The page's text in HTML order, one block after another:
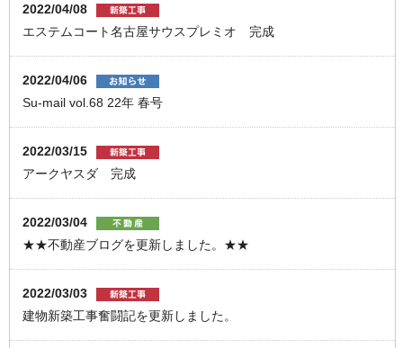
2022/04/08
エステムコート名古屋サウスプレミオ 完成
2022/04/06
Su-mail vol.68 22年 春号
2022/03/15
アークヤスダ 完成
2022/03/04
★★不動産ブログを更新しました。★★
2022/03/03
建物新築工事奮闘記を更新しました。